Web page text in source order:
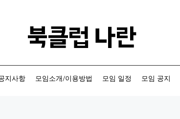
​북클럽 나란
지사항 모임소개/이용방법 모임 일정 모임 공지